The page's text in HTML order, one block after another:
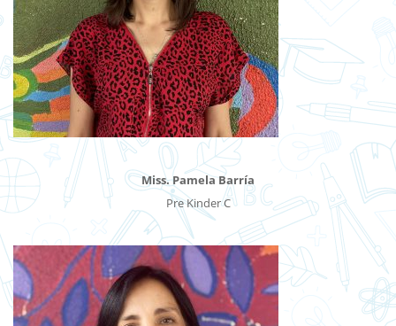
Miss. Pamela Barría
Pre Kinder C